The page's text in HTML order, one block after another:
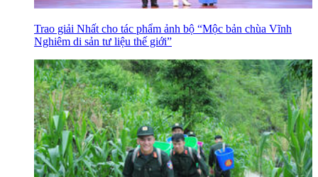
Trao giải Nhất cho tác phẩm ảnh bộ “Mộc bản chùa Vĩnh
Nghiêm di sản tư liệu thế giới”